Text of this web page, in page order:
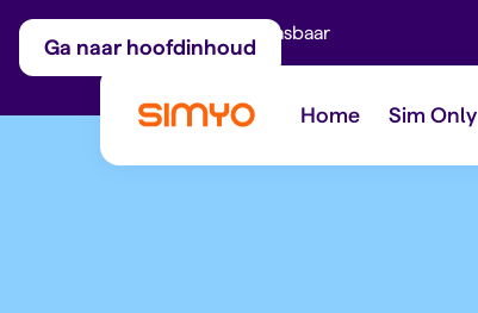
Ga naar hoofdinhoud
Maandelijks aanpasbaar
Home Sim Only